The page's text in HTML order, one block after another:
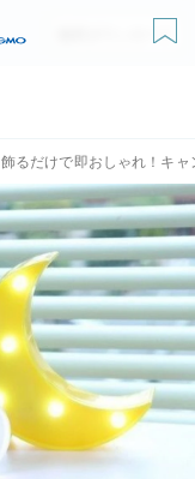
無料ダウンロード
飾るだけで即おしゃれ！キ